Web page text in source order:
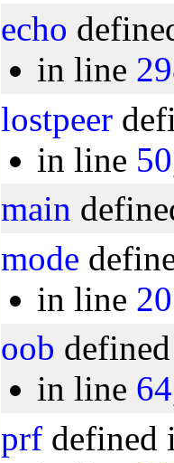
echo
in line
lostpeer
in line 50
main
mode
in line
oob
in line 64
prf